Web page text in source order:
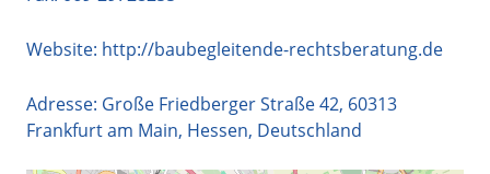
Website: http://baubegleitende-rechtsberatung.de
Adresse: Große Friedberger Straße 42, 60313
Frankfurt am Main, Hessen, Deutschland